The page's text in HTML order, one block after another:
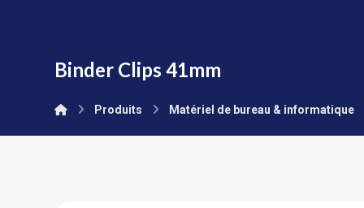
Binder Clips 41mm
Produits Matériel de bureau & informatique